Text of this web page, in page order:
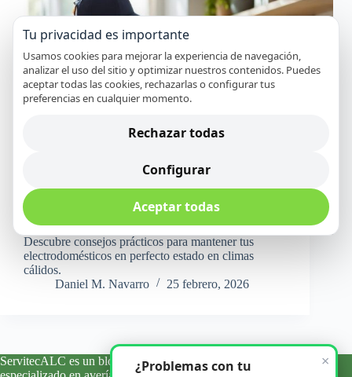
Descubre consejos prácticos para mantener tus
electrodomésticos en perfecto estado en climas
cálidos.
Daniel M. Navarro
25 febrero, 2026
ServitecALC es un blog informativo y de orientación técnica
Tu privacidad es importante
Usamos cookies para mejorar la experiencia de navegación,
analizar el uso del sitio y optimizar nuestros contenidos. Puedes
aceptar todas las cookies, rechazarlas o configurar tus
preferencias en cualquier momento.
Rechazar todas
Configurar
Aceptar todas
×
¿Problemas con tu